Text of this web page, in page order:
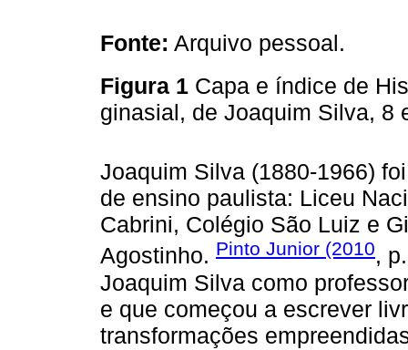
Fonte: Arquivo pessoal.
Figura 1 Capa e índice de
ginasial, de Joaquim Silva, 8
Joaquim Silva (1880-1966)
de ensino paulista: Liceu
Cabrini, Colégio São Luiz e
Agostinho. Pinto Junior (2010,
Joaquim Silva como
e que começou a escrever
transformações